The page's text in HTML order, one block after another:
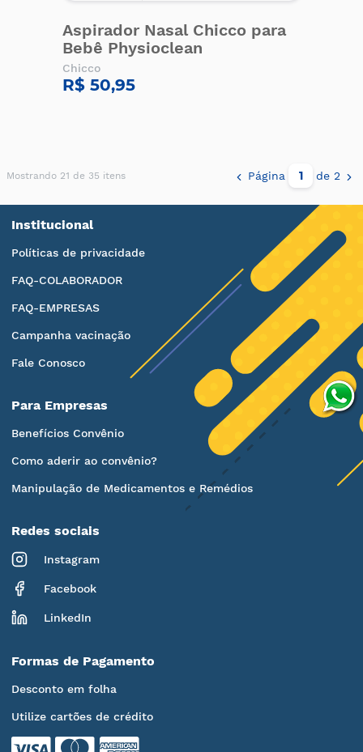
Aspirador Nasal Chicco para
Bebê Physioclean
Chicco
R$ 50,95
Mostrando 21 de 35 itens Página de 2
Institucional
Políticas de privacidade
FAQ-COLABORADOR
FAQ-EMPRESAS
Campanha vacinação
Fale Conosco
Para Empresas
Benefícios Convênio
Como aderir ao convênio?
Manipulação de Medicamentos e Remédios
Redes sociais
Instagram
Facebook
LinkedIn
Formas de Pagamento
Desconto em folha
Utilize cartões de crédito